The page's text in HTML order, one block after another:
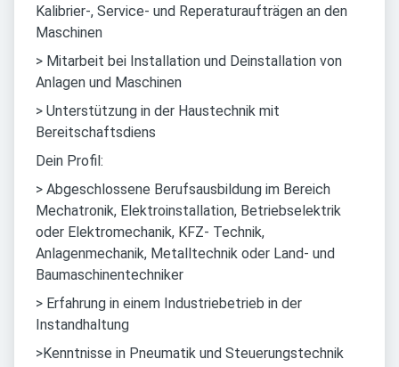
Kalibrier-, Service- und Reperaturaufträgen an den
Maschinen
> Mitarbeit bei Installation und Deinstallation von
Anlagen und Maschinen
> Unterstützung in der Haustechnik mit
Bereitschaftsdiens
Dein Profil:
> Abgeschlossene Berufsausbildung im Bereich
Mechatronik, Elektroinstallation, Betriebselektrik
oder Elektromechanik, KFZ- Technik,
Anlagenmechanik, Metalltechnik oder Land- und
Baumaschinentechniker
> Erfahrung in einem Industriebetrieb in der
Instandhaltung
>Kenntnisse in Pneumatik und Steuerungstechnik